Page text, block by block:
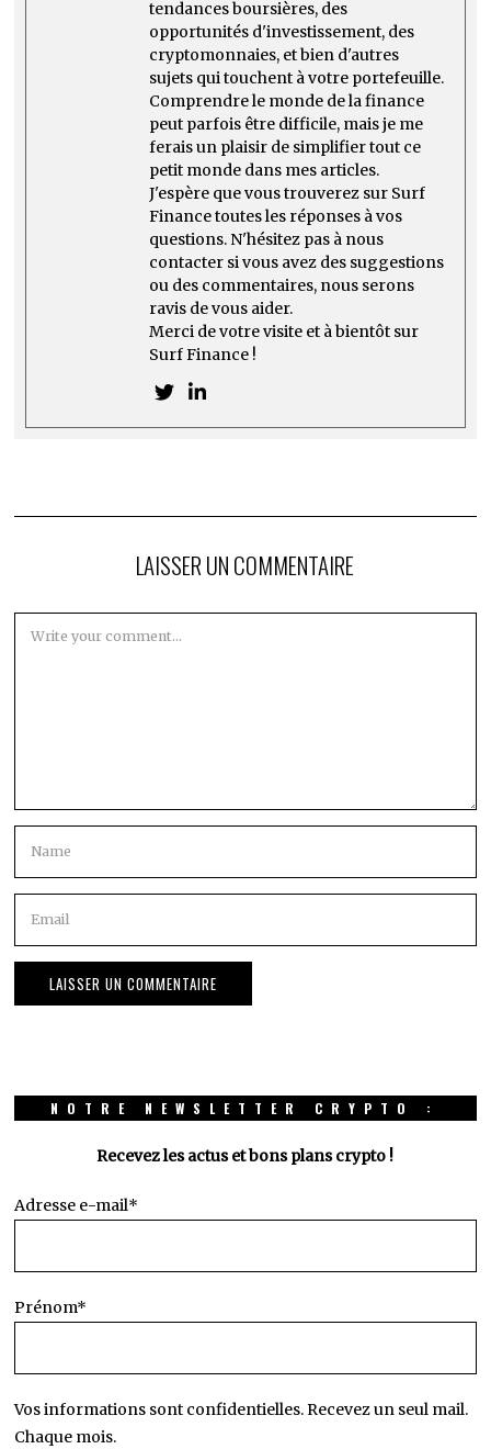
tendances boursières, des
opportunités d'investissement, des
cryptomonnaies, et bien d'autres
sujets qui touchent à votre portefeuille.
Comprendre le monde de la finance
peut parfois être difficile, mais je me
ferais un plaisir de simplifier tout ce
petit monde dans mes articles.
J'espère que vous trouverez sur Surf
Finance toutes les réponses à vos
questions. N'hésitez pas à nous
contacter si vous avez des suggestions
ou des commentaires, nous serons
ravis de vous aider.
Merci de votre visite et à bientôt sur
Surf Finance !
LAISSER UN COMMENTAIRE
NOTRE NEWSLETTER CRYPTO :
Recevez les actus et bons plans crypto !
Adresse e-mail*
Prénom*
Vos informations sont confidentielles. Recevez un seul mail.
Chaque mois.